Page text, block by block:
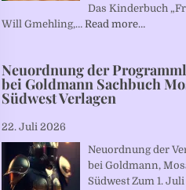
Das Kinderbuch
Will Gmehling,… Read more…
Neuordnung der
bei Goldmann Sachbuch
Südwest Verlagen
22. Juli 2026
Neuordnung der
bei Goldmann,
Südwest Zum 1.